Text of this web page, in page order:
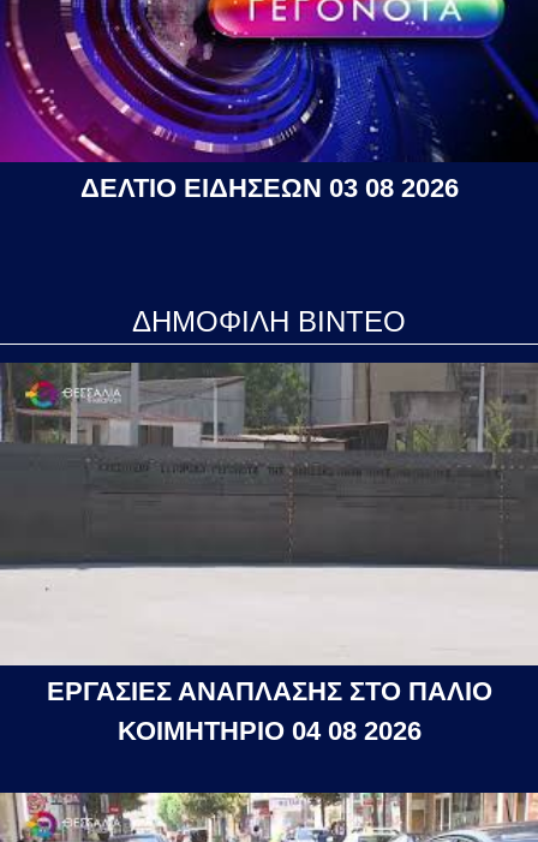
ΔΕΛΤΙΟ ΕΙΔΗΣΕΩΝ 03 08 2026
ΔΗΜΟΦΙΛΗ ΒΙΝΤΕΟ
ΕΡΓΑΣΙΕΣ ΑΝΑΠΛΑΣΗΣ ΣΤΟ ΠΑΛΙΟ
ΚΟΙΜΗΤΗΡΙΟ 04 08 2026